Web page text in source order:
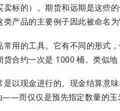
标的）。期货和远期是这些
产品的主要例子因此被命名为“
常用的工具。它有不同的形式
合约一次是 1000 桶。类似地
是以现金进行的。现金结算意
而仅仅是预先指定数量的玉